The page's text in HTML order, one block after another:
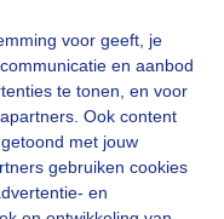
voor geeft, je
en aanbod
te tonen, en voor
Ook content
met jouw
gebruiken cookies
en